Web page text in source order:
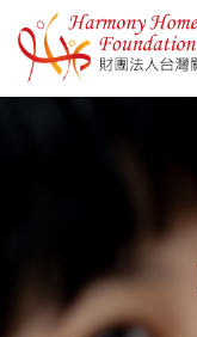
移至主內容